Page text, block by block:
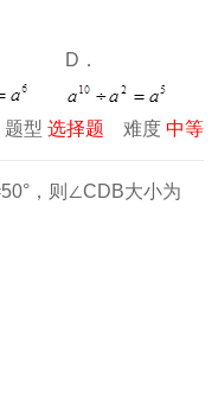
D．
题型 选择题 难度 中等
，则∠CDB大小为